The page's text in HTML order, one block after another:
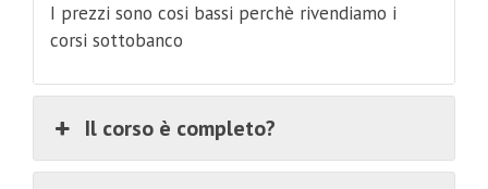
I prezzi sono cosi bassi perchè rivendiamo i
corsi sottobanco
Il corso è completo?